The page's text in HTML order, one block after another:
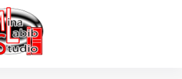
DIRECT, f08c47fec0942fa0